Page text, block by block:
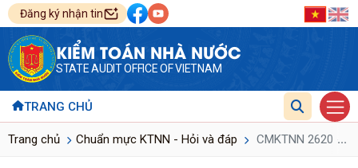
Đăng ký nhận tin
KIỂM TOÁN NHÀ NƯỚC
STATE AUDIT OFFICE OF VIETNAM
TRANG CHỦ
Trang chủ Chuẩn mực KTNN - Hỏi và đáp CMKTNN 2620 -...